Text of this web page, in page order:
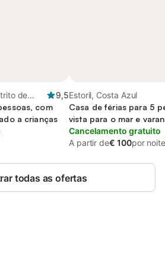
de
9,5
com
a crianças
Estoril, Costa Azul
Casa de férias para 5
vista para o mar e
crianças
Cancelamento gratuito
A partir de€ 100por noite
todas as ofertas